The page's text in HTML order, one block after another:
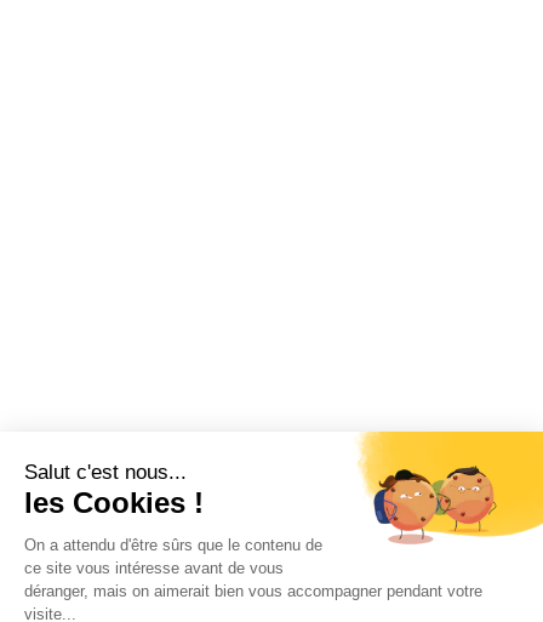
Salut c'est nous...
les Cookies !
On a attendu d'être sûrs que le contenu de
ce site vous intéresse avant de vous
déranger, mais on aimerait bien vous accompagner pendant votre
visite...